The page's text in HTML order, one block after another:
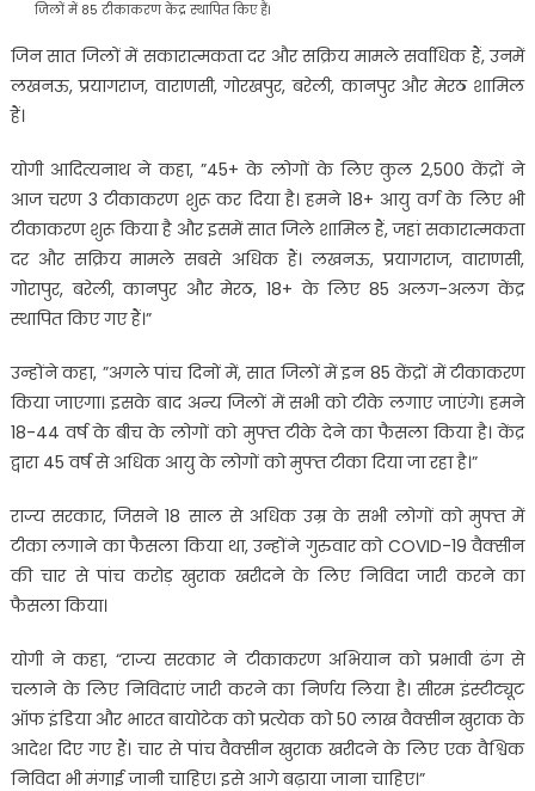
जिलों में 85 टीकाकरण केंद्र स्थापित किए हैं।
जिन सात जिलों में सकारात्मकता दर और सक्रिय मामले सर्वाधिक हैं, उनमें
लखनऊ, प्रयागराज, वाराणसी, गोरखपुर, बरेली, कानपुर और मेरठ शामिल
हैं।
योगी आदित्यनाथ ने कहा, ”45+ के लोगों के लिए कुल 2,500 केंद्रों ने
आज चरण 3 टीकाकरण शुरू कर दिया है। हमने 18+ आयु वर्ग के लिए भी
टीकाकरण शुरू किया है और इसमें सात जिले शामिल हैं, जहां सकारात्मकता
दर और सक्रिय मामले सबसे अधिक हैं। लखनऊ, प्रयागराज, वाराणसी,
गोरापुर, बरेली, कानपुर और मेरठ, 18+ के लिए 85 अलग-अलग केंद्र
स्थापित किए गए हैं।”
उन्‍होंने कहा, ”अगले पांच दिनों में, सात जिलों में इन 85 केंद्रों में टीकाकरण
किया जाएगा। इसके बाद अन्य जिलों में सभी को टीके लगाए जाएंगे। हमने
18-44 वर्ष के बीच के लोगों को मुफ्त टीके देने का फैसला किया है। केंद्र
द्वारा 45 वर्ष से अधिक आयु के लोगों को मुफ्त टीका दिया जा रहा है।”
राज्य सरकार, जिसने 18 साल से अधिक उम्र के सभी लोगों को मुफ्त में
टीका लगाने का फैसला किया था, उन्‍होंने गुरुवार को COVID-19 वैक्सीन
की चार से पांच करोड़ खुराक खरीदने के लिए निविदा जारी करने का
फैसला किया।
योगी ने कहा, “राज्य सरकार ने टीकाकरण अभियान को प्रभावी ढंग से
चलाने के लिए निविदाएं जारी करने का निर्णय लिया है। सीरम इंस्टीट्यूट
ऑफ इंडिया और भारत बायोटेक को प्रत्येक को 50 लाख वैक्सीन खुराक के
आदेश दिए गए हैं। चार से पांच वैक्सीन खुराक खरीदने के लिए एक वैश्विक
निविदा भी मंगाई जानी चाहिए। इसे आगे बढ़ाया जाना चाहिए।”